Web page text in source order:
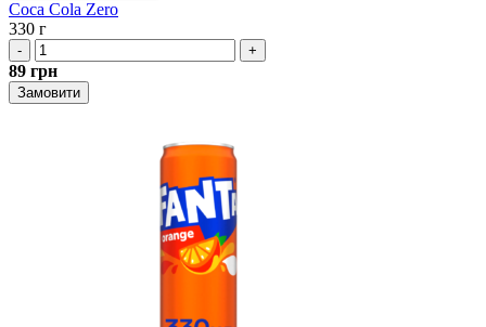
Coca Cola Zero
330 г
- +
89 грн
Замовити